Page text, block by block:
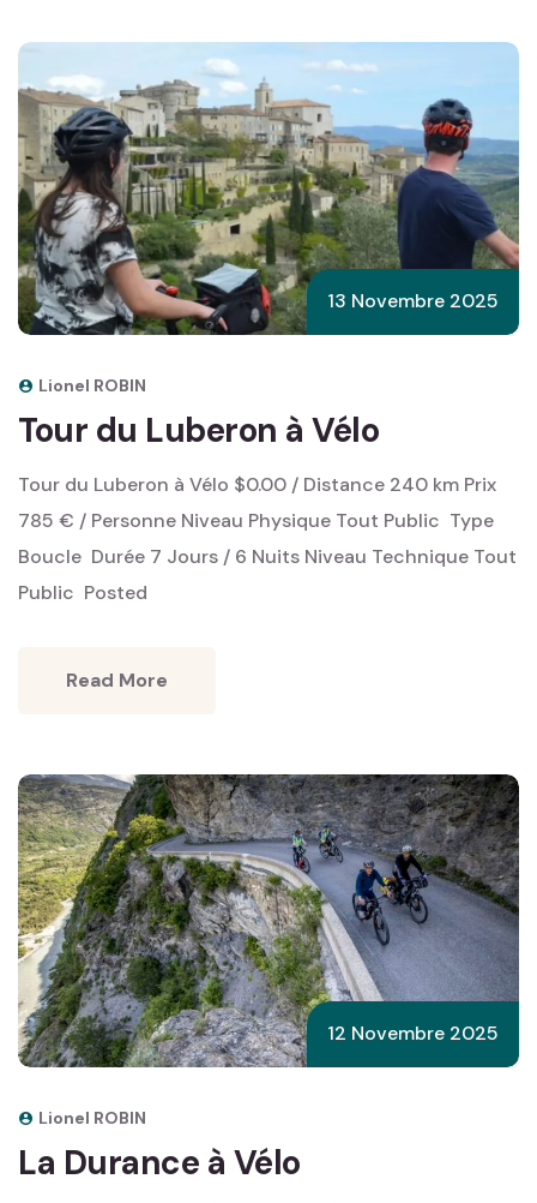
13 Novembre 2025
Lionel ROBIN
Tour du Luberon à Vélo
Tour du Luberon à Vélo $0.00 / Distance 240 km Prix
785 € / Personne Niveau Physique Tout Public ‎ Type
Boucle ‎ Durée 7 Jours / 6 Nuits Niveau Technique Tout
Public ‎ Posted
Read More
12 Novembre 2025
Lionel ROBIN
La Durance à Vélo